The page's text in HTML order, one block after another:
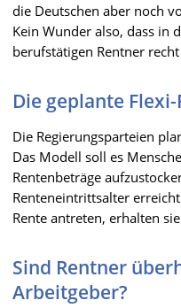
die Deutschen aber noch
Kein Wunder also, dass in
berufstätigen Rentner
Die geplante
Die Regierungsparteien
Das Modell soll es
Rentenbeträge
Renteneintrittsalter
Rente antreten, erhalten
Sind Rentner
Arbeitgeber?